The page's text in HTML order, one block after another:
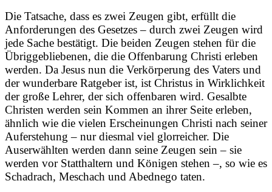
Die Tatsache, dass es zwei Zeugen gibt, erfüllt die
Anforderungen des Gesetzes – durch zwei Zeugen wird
jede Sache bestätigt. Die beiden Zeugen stehen für die
Übriggebliebenen, die die Offenbarung Christi erleben
werden. Da Jesus nun die Verkörperung des Vaters und
der wunderbare Ratgeber ist, ist Christus in Wirklichkeit
der große Lehrer, der sich offenbaren wird. Gesalbte
Christen werden sein Kommen an ihrer Seite erleben,
ähnlich wie die vielen Erscheinungen Christi nach seiner
Auferstehung – nur diesmal viel glorreicher. Die
Auserwählten werden dann seine Zeugen sein – sie
werden vor Statthaltern und Königen stehen –, so wie es
Schadrach, Meschach und Abednego taten.